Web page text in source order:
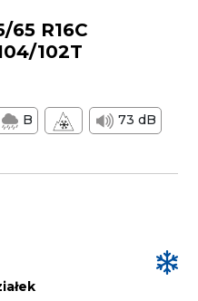
65 R16C
102T
B
73 dB